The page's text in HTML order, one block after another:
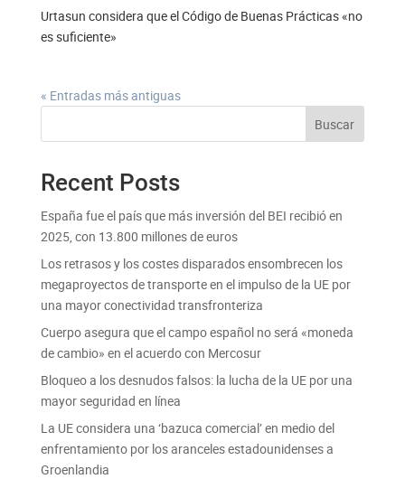
Urtasun considera que el Código de Buenas Prácticas «no
es suficiente»
« Entradas más antiguas
Buscar
Recent Posts
España fue el país que más inversión del BEI recibió en
2025, con 13.800 millones de euros
Los retrasos y los costes disparados ensombrecen los
megaproyectos de transporte en el impulso de la UE por
una mayor conectividad transfronteriza
Cuerpo asegura que el campo español no será «moneda
de cambio» en el acuerdo con Mercosur
Bloqueo a los desnudos falsos: la lucha de la UE por una
mayor seguridad en línea
La UE considera una ‘bazuca comercial’ en medio del
enfrentamiento por los aranceles estadounidenses a
Groenlandia